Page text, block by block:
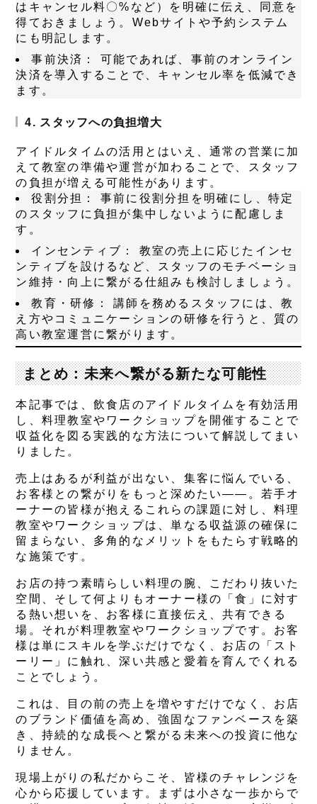
はキャンセル料〇%など）を明確に伝え、同意を
得ておきましょう。Webサイトや予約システム
にも明記します。
事前決済：
可能であれば、事前のオンライン
決済を導入することで、キャンセル率を低減でき
ます。
4. スタッフへの負担増大
アイドルタイムの活用とはいえ、通常の営業に加
えて教室の準備や運営が加わることで、スタッフ
の負担が増える可能性があります。
役割分担：
事前に役割分担を明確にし、特定
のスタッフに負担が集中しないように配慮しま
す。
インセンティブ：
教室の売上に応じたインセ
ンティブを設けるなど、スタッフのモチベーショ
ン維持・向上に繋がる仕組みも検討しましょう。
教育・研修：
講師を務めるスタッフには、教
え方やコミュニケーションの研修を行うと、質の
高い教室運営に繋がります。
まとめ：未来へ繋がる新たな可能性
本記事では、飲食店のアイドルタイムを有効活用
し、料理教室やワークショップを開催することで
収益化を図る実践的な方法について解説してまい
りました。
売上はあるが利益が出ない、集客に悩んでいる、
お客様との繋がりをもっと深めたい――。若手オ
ーナーの皆様が抱えるこれらの課題に対し、料理
教室やワークショップは、単なる収益源の確保に
留まらない、多角的なメリットをもたらす戦略的
な施策です。
お店の持つ素晴らしい料理の腕、こだわり抜いた
空間、そして何よりもオーナー様の「食」に対す
る熱い想いを、お客様に直接伝え、共有できる
場。それが料理教室やワークショップです。お客
様は単にスキルを学ぶだけでなく、お店の「スト
ーリー」に触れ、深い共感と愛着を育んでくれる
ことでしょう。
これは、目の前の売上を増やすだけでなく、お店
のブランド価値を高め、強固なファンベースを築
き、持続的な成長へと繋がる未来への投資に他な
りません。
現場上がりの私だからこそ、皆様のチャレンジを
心から応援しています。まずは小さな一歩からで